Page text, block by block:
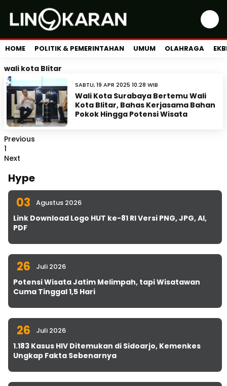
HOME POLITIK & PEMERINTAHAN UMUM OLAHRAGA
wali kota Blitar
SABTU, 19 APR 2025 10:28 WIB
Wali Kota Surabaya Bertemu Wali
Kota Blitar, Bahas Kerjasama Bahan
Pokok Hingga Potensi Wisata
Previous
1
Next
Hype
03 Agustus 2026
Link Download Logo HUT ke-81 RI Versi PNG, JPG, AI,
PDF
26 Juli 2026
Potensi Wisata Jatim Melimpah, tapi Wisatawan
Cuma Tinggal 1,5 Hari
26 Juli 2026
1.183 Kasus HIV Ditemukan di Sidoarjo, Kemenkes
Ungkap Fakta Sebenarnya